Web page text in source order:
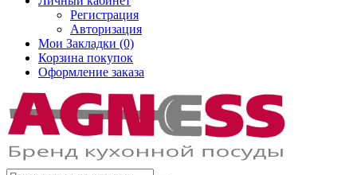
Регистрация
Авторизация
Мои Закладки (0)
Корзина покупок
Оформление заказа